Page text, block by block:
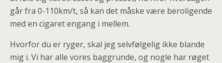
går fra 0-110km/t, så kan det måske være beroligende
med en cigaret engang i mellem.
Hvorfor du er ryger, skal jeg selvfølgelig ikke blande
mig i. Vi har alle vores baggrunde, og nogle har røget